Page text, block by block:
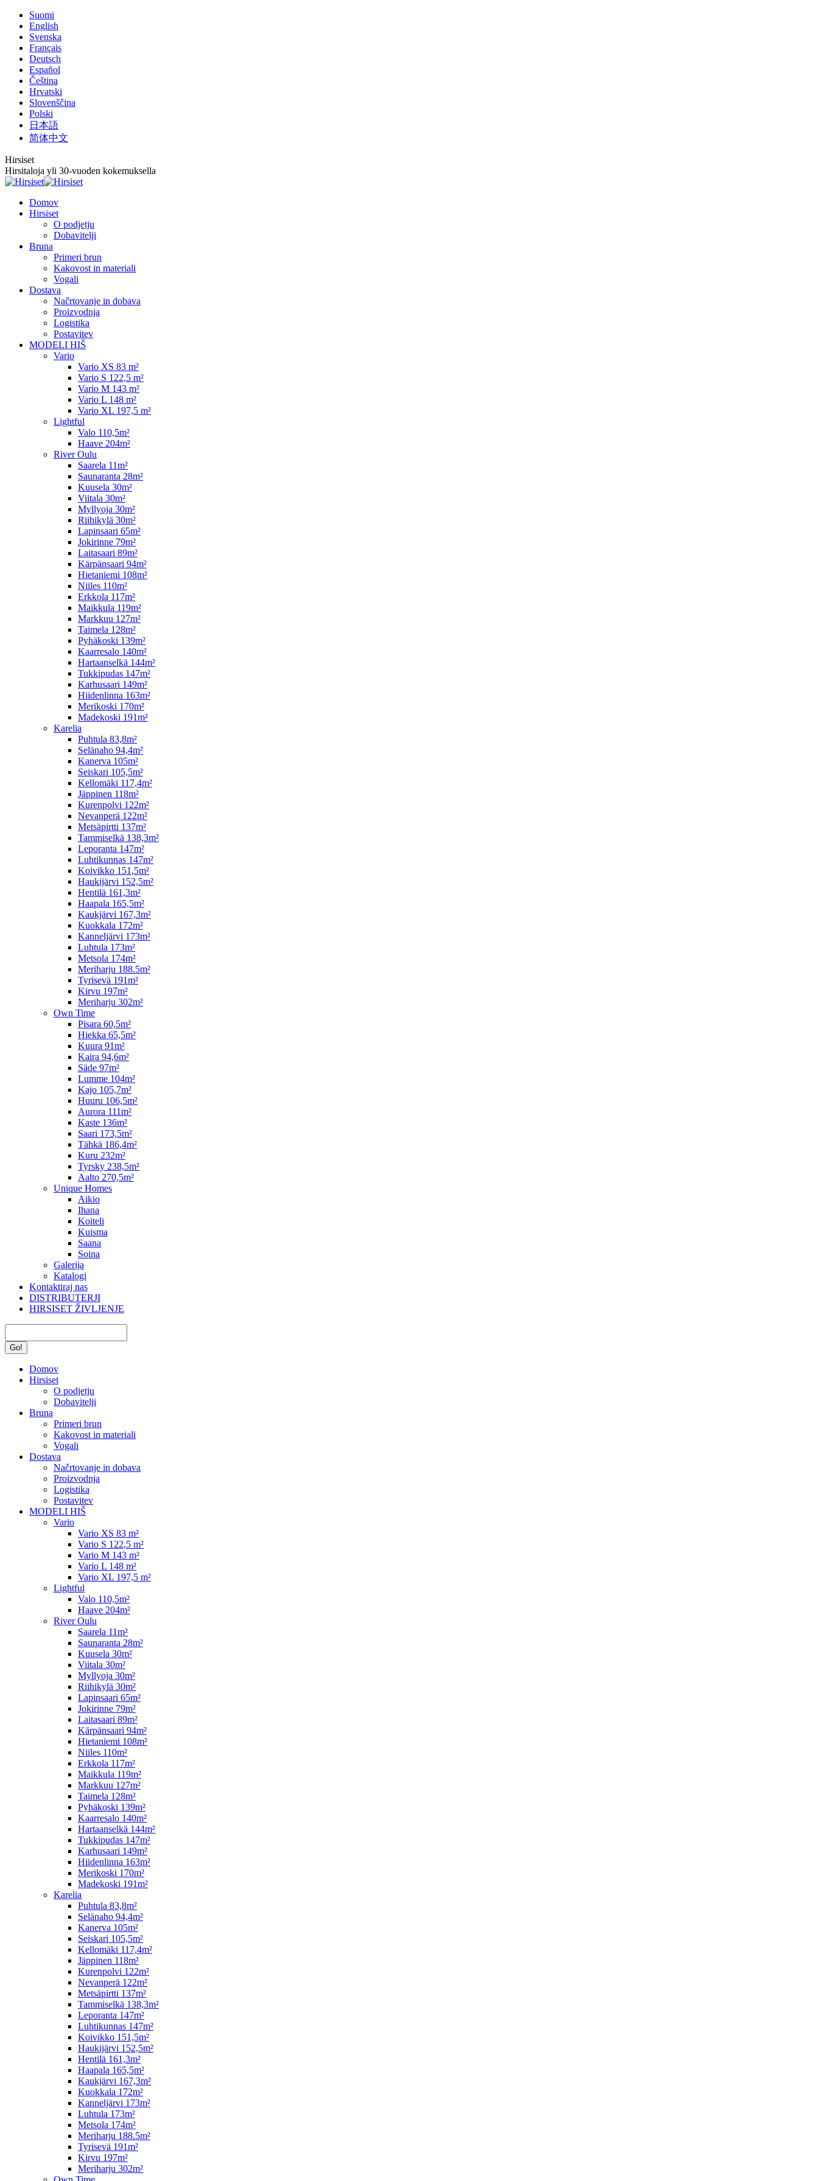
Skip
content
Suomi
English
Svenska
Français
Deutsch
Español
Čeština
Hrvatski
Slovenščina
Polski
日本語
简体中文
Hirsiset
Hirsitaloja yli 30-vuoden kokemuksella
Domov
Hirsiset
O podjetju
Dobavitelji
Bruna
Primeri brun
Kakovost in materiali
Vogali
Dostava
Načrtovanje in dobava
Proizvodnja
Logistika
Postavitev
MODELI HIŠ
Vario
Vario XS 83 m²
Vario S 122,5 m²
Vario M 143 m²
Vario L 148 m²
Vario XL 197,5 m²
Lightful
Valo 110,5m²
Haave 204m²
River Oulu
Saarela 11m²
Saunaranta 28m²
Kuusela 30m²
Viitala 30m²
Myllyoja 30m²
Riihikylä 30m²
Lapinsaari 65m²
Jokirinne 79m²
Laitasaari 89m²
Kärpänsaari 94m²
Hietaniemi 108m²
Niiles 110m²
Erkkola 117m²
Maikkula 119m²
Markkuu 127m²
Taimela 128m²
Pyhäkoski 139m²
Kaarresalo 140m²
Hartaanselkä 144m²
Tukkipudas 147m²
Karhusaari 149m²
Hiidenlinna 163m²
Merikoski 170m²
Madekoski 191m²
Karelia
Puhtula 83,8m²
Selänaho 94,4m²
Kanerva 105m²
Seiskari 105,5m²
Kellomäki 117,4m²
Jäppinen 118m²
Kurenpolvi 122m²
Nevanperä 122m²
Metsäpirtti 137m²
Tammiselkä 138,3m²
Leporanta 147m²
Luhtikunnas 147m²
Koivikko 151,5m²
Haukijärvi 152,5m²
Hentilä 161,3m²
Haapala 165,5m²
Kaukjärvi 167,3m²
Kuokkala 172m²
Kanneljärvi 173m²
Luhtula 173m²
Metsola 174m²
Meriharju 188.5m²
Tyrisevä 191m²
Kirvu 197m²
Meriharju 302m²
Own Time
Pisara 60,5m²
Hiekka 65,5m²
Kuura 91m²
Kaira 94,6m²
Säde 97m²
Lumme 104m²
Kajo 105,7m²
Huuru 106,5m²
Aurora 111m²
Kaste 136m²
Saari 173,5m²
Tähkä 186,4m²
Kuru 232m²
Tyrsky 238,5m²
Aalto 270,5m²
Unique Homes
Aikio
Ihana
Koiteli
Kuisma
Saana
Soina
Galerija
Katalogi
Kontaktiraj nas
DISTRIBUTERJI
HIRSISET ŽIVLJENJE
Domov
Hirsiset
O podjetju
Dobavitelji
Bruna
Primeri brun
Kakovost in materiali
Vogali
Dostava
Načrtovanje in dobava
Proizvodnja
Logistika
Postavitev
MODELI HIŠ
Vario
Vario XS 83 m²
Vario S 122,5 m²
Vario M 143 m²
Vario L 148 m²
Vario XL 197,5 m²
Lightful
Valo 110,5m²
Haave 204m²
River Oulu
Saarela 11m²
Saunaranta 28m²
Kuusela 30m²
Viitala 30m²
Myllyoja 30m²
Riihikylä 30m²
Lapinsaari 65m²
Jokirinne 79m²
Laitasaari 89m²
Kärpänsaari 94m²
Hietaniemi 108m²
Niiles 110m²
Erkkola 117m²
Maikkula 119m²
Markkuu 127m²
Taimela 128m²
Pyhäkoski 139m²
Kaarresalo 140m²
Hartaanselkä 144m²
Tukkipudas 147m²
Karhusaari 149m²
Hiidenlinna 163m²
Merikoski 170m²
Madekoski 191m²
Karelia
Puhtula 83,8m²
Selänaho 94,4m²
Kanerva 105m²
Seiskari 105,5m²
Kellomäki 117,4m²
Jäppinen 118m²
Kurenpolvi 122m²
Nevanperä 122m²
Metsäpirtti 137m²
Tammiselkä 138,3m²
Leporanta 147m²
Luhtikunnas 147m²
Koivikko 151,5m²
Haukijärvi 152,5m²
Hentilä 161,3m²
Haapala 165,5m²
Kaukjärvi 167,3m²
Kuokkala 172m²
Kanneljärvi 173m²
Luhtula 173m²
Metsola 174m²
Meriharju 188.5m²
Tyrisevä 191m²
Kirvu 197m²
Meriharju 302m²